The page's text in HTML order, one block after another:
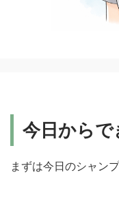
今日からで
まずは今日のシャン